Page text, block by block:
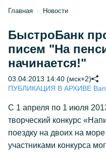
Главная Новости
БыстроБанк
писем "На
начинается!"
03.04.2013 14:40 (мск+2)
ПУБЛИКАЦИЯ В АРХИВЕ
С 1 апреля по 1 июля
творческий конкурс
поездку на двоих на
участниками конкурса